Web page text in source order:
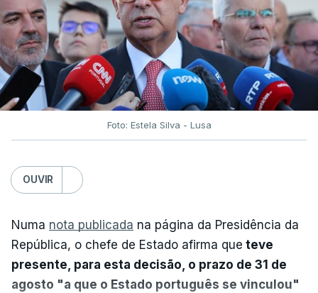
Foto: Estela Silva - Lusa
OUVIR
Numa nota publicada na página da Presidência da
República, o chefe de Estado afirma que teve
presente, para esta decisão, o prazo de 31 de
agosto "a que o Estado português se vinculou"